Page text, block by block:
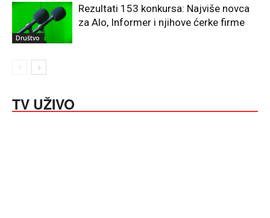
Društvo
Rezultati 153 konkursa: Najviše novca
za Alo, Informer i njihove ćerke firme
TV UŽIVO